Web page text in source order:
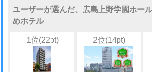
ユーザーが選んだ、広島上野学園ホー
めホテル
1位(22pt) 2位(14pt)